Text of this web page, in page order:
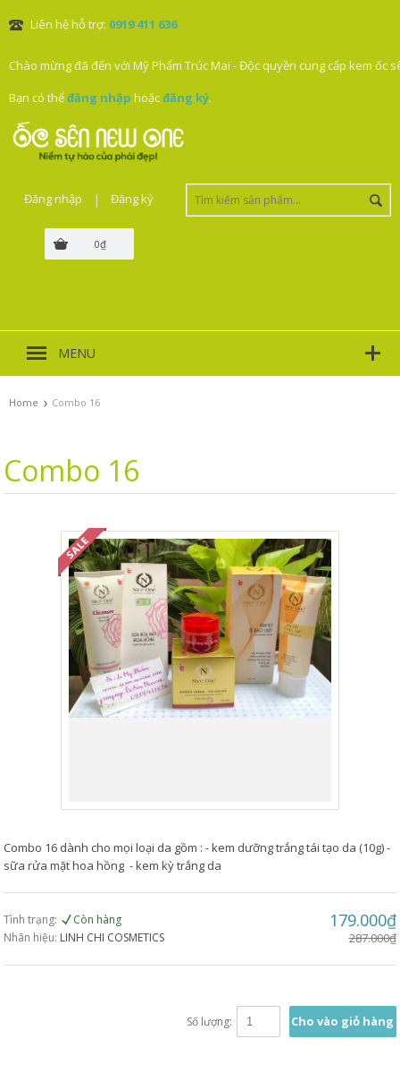
Liên hệ hỗ trợ: 0919 411 636
Chào mừng đã đến với Mỹ Phẩm Trúc Mai - Độc quyền cung cấp kem ốc
Bạn có thểđăng nhập hoặcđăng ký.
0₫
Đăng nhập | Đăng ký
MENU
Home › Combo 16
Combo 16
Combo 16 dành cho mọi loại da gồm : - kem dưỡng trắng tái tạo da (10g) -
sữa rửa mặt hoa hồng - kem kỳ trắng da
Tình trạng:
Còn hàng
Nhãn hiệu: LINH CHI COSMETICS
179.000₫
287.000₫
Cho vào giỏ hàng
Số lượng: